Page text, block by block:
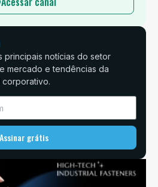
principais notícias do setor
mercado e tendências da
corporativo.
Assinar grátis